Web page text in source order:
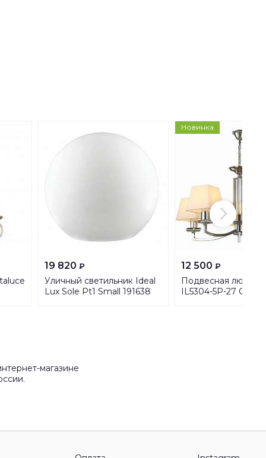
19 820 ₽
Уличный светильник Ideal
Lux Sole Pt1 Small 191638
Новинка
12 500 ₽
Подвесная люстра
IL5304-5P-27 CR
магазине